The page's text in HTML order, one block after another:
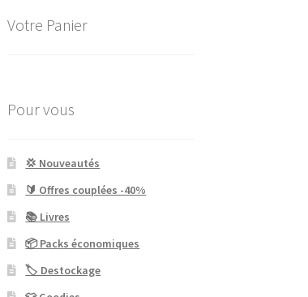
Votre Panier
Pour vous
💢 Nouveautés
🔰 Offres couplées -40%
📚 Livres
📦 Packs économiques
🏷 Destockage